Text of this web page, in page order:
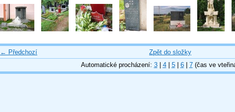
← Předchozí
Zpět do složky
Automatické procházení: 3| 4| 5| 6| 7(čas ve